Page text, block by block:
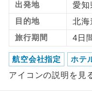
出発地 愛知
目的地 北
旅行期間 4日
航空会社指定 ホテ
アイコンの説明を見
女性限定
女
す
年齢制限あり
ご
で
航空会社指定
利
画